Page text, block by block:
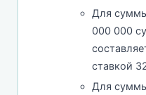
Для
000 000
ставкой
Для